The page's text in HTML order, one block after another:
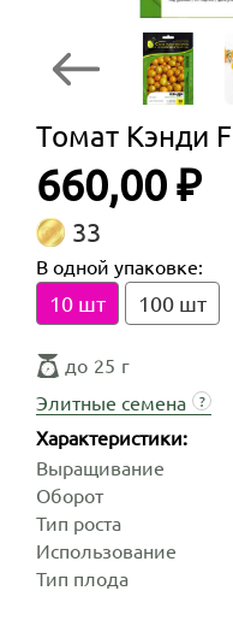
Томат Кэнди
660,00 ₽
33
В одной упаковке:
10 шт 100 шт
до 25 г
Элитные семена
?
Характеристики:
Выращивание
Оборот
Тип роста
Использование
Тип плода